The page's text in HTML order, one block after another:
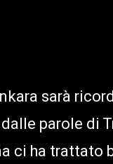
sarà
parole di
ci ha trattato